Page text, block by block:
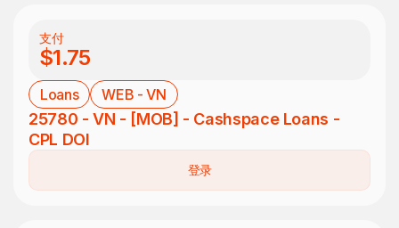
支付
$1.75
Loans WEB - VN
25780 - VN - [MOB] - Cashspace Loans -
CPL DOI
登录